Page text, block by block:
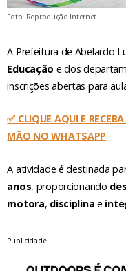
Foto: Reprodução Internet
A Prefeitura de Abelardo
Educação e dos
inscrições abertas para
✅ CLIQUE AQUI E
MÃO NO WHATSAPP
A atividade é destinada
anos, proporcionando
motora, disciplina e
Publicidade